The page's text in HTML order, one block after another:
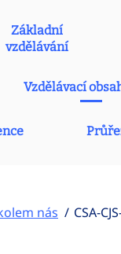
Základní
vzdělávání
Vzdělávací
nás CSA-